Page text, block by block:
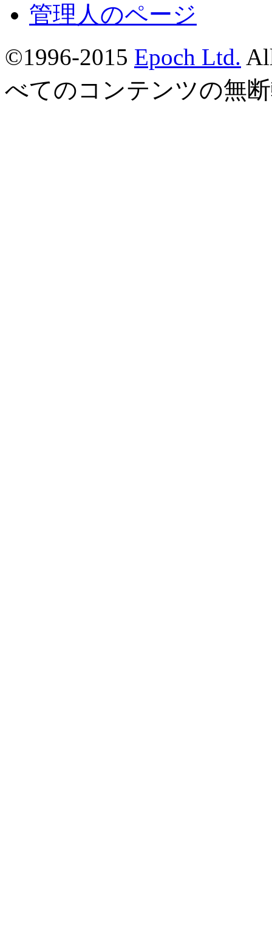
管理人のページ
©1996-2015 Epoch Ltd.
べてのコンテンツの無